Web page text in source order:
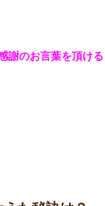
謝のお言葉を頂け